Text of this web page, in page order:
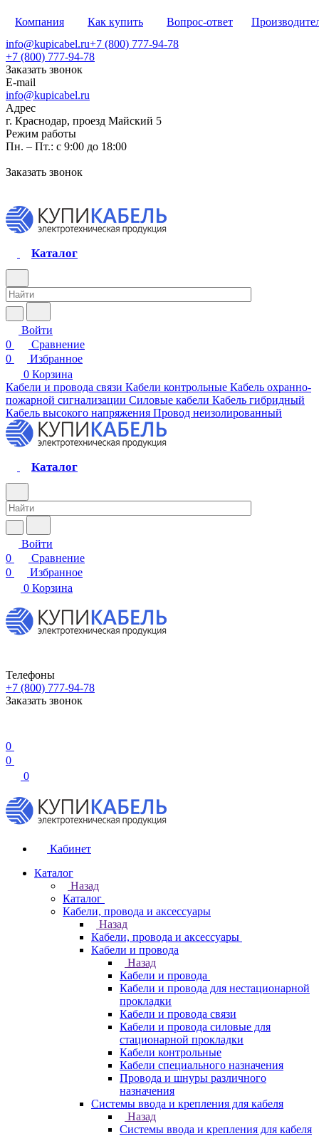
Компания Как купить Вопрос-ответ
info@kupicabel.ru+7 (800) 777-94-78
+7 (800) 777-94-78
Заказать звонок
E-mail
info@kupicabel.ru
Адрес
г. Краснодар, проезд Майский 5
Режим работы
Пн. – Пт.: с 9:00 до 18:00
Заказать звонок
Каталог
Войти
0
Сравнение
0
Избранное
0 Корзина
Кабели и провода связи Кабели контрольные Кабель охранно-
пожарной сигнализации Силовые кабели Кабель гибридный
Кабель высокого напряжения Провод неизолированный
Каталог
Войти
0
Сравнение
0
Избранное
0 Корзина
Телефоны
+7 (800) 777-94-78
Заказать звонок
0
0
0
Кабинет
Каталог
Назад
Каталог
Кабели, провода и аксессуары
Назад
Кабели, провода и аксессуары
Кабели и провода
Назад
Кабели и провода
Кабели и провода для нестационарной
прокладки
Кабели и провода связи
Кабели и провода силовые для
стационарной прокладки
Кабели контрольные
Кабели специального назначения
Провода и шнуры различного
назначения
Системы ввода и крепления для кабеля
Назад
Системы ввода и крепления для кабеля